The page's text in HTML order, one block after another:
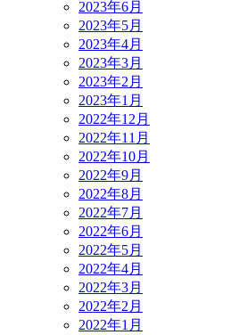
2023年6月
2023年5月
2023年4月
2023年3月
2023年2月
2023年1月
2022年12月
2022年11月
2022年10月
2022年9月
2022年8月
2022年7月
2022年6月
2022年5月
2022年4月
2022年3月
2022年2月
2022年1月